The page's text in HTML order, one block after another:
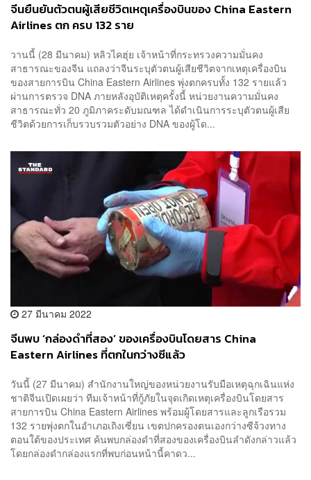
จีนยืนยันตัวตนผู้เสียชีวิตเหตุเครื่องบินของ China Eastern
Airlines ตก ครบ 132 ราย
วานนี้ (28 มีนาคม) หลิวไคฮุ่ย เจ้าหน้าที่กระทรวงความมั่นคง
สาธารณะของจีน แถลงว่าจีนระบุตัวตนผู้เสียชีวิตจากเหตุเครื่องบิน
ของสายการบิน China Eastern Airlines พุ่งตกครบทั้ง 132 รายแล้ว
ผ่านการตรวจ DNA ภายหลังอุบัติเหตุครั้งนี้ หน่วยงานความมั่นคง
สาธารณะทั่ว 20 ภูมิภาคระดับมณฑล ได้ดำเนินการระบุตัวตนผู้เสีย
ชีวิตด้วยการเก็บรวบรวมตัวอย่าง DNA ของผู้โด...
27 มีนาคม 2022
จีนพบ ‘กล่องดำที่สอง’ ของเครื่องบินโดยสาร China
Eastern Airlines ที่ตกในกว่างซีแล้ว
วันนี้ (27 มีนาคม) สำนักงานใหญ่ของหน่วยงานรับมือเหตุฉุกเฉินแห่ง
ชาติจีนเปิดเผยว่า ทีมเจ้าหน้าที่กู้ภัยในจุดเกิดเหตุเครื่องบินโดยสาร
สายการบิน China Eastern Airlines พร้อมผู้โดยสารและลูกเรือรวม
132 รายพุ่งตกในอำเภอเถิงเซี่ยน เขตปกครองตนเองกว่างซีจ้วงทาง
ตอนใต้ของประเทศ ค้นพบกล่องดำที่สองของเครื่องบินลำดังกล่าวแล้ว
โดยกล่องดำกล่องแรกที่พบก่อนหน้านี้คาดว...